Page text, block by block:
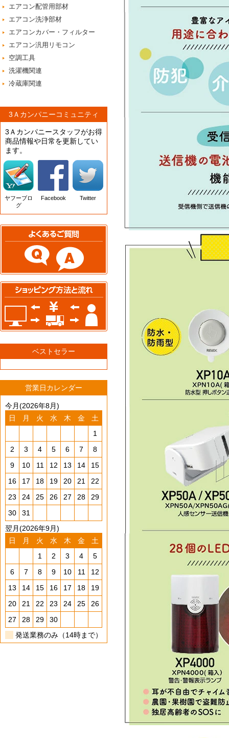
エアコン配管用部材
エアコン洗浄部材
エアコンカバー・フィルター
エアコン汎用リモコン
空調工具
洗濯機関連
冷蔵庫関連
3Ａカンパニーコミュニティ
3Ａカンパニースタッフがお得
商品情報や日常を更新してい
ます。
ヤフーブロ
グ
Facebook Twitter
ベストセラー
営業日カレンダー
今月(2026年8月)
日
月 火 水 木 金
土
1
2
3 4 5 6 7
8
9
10 11 12 13 14
15
16
17 18 19 20 21
22
23
24 25 26 27 28
29
30
31
翌月(2026年9月)
日
月 火 水 木 金
土
1
2 3 4
5
6
7 8 9 10 11
12
13
14 15 16 17 18
19
20
21 22 23 24 25
26
27
28 29
30
発送業務のみ（14時まで）